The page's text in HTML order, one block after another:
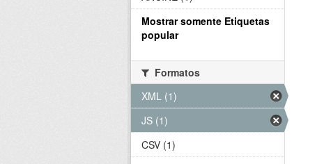
Mostrar somente Etiquetas
popular
Formatos
XML (1)
JS (1)
CSV (1)